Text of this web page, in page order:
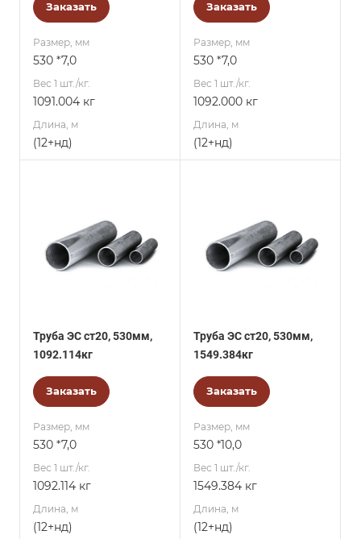
Заказать
Размер, мм
530 *7,0
Вес 1 шт./кг.
1091.004 кг
Длина, м
(12+нд)
Заказать
Размер, мм
530 *7,0
Вес 1 шт./кг.
1092.000 кг
Длина, м
(12+нд)
Труба ЭС ст20, 530мм,
1092.114кг
Заказать
Размер, мм
530 *7,0
Вес 1 шт./кг.
1092.114 кг
Длина, м
(12+нд)
Труба ЭС ст20, 530мм,
1549.384кг
Заказать
Размер, мм
530 *10,0
Вес 1 шт./кг.
1549.384 кг
Длина, м
(12+нд)